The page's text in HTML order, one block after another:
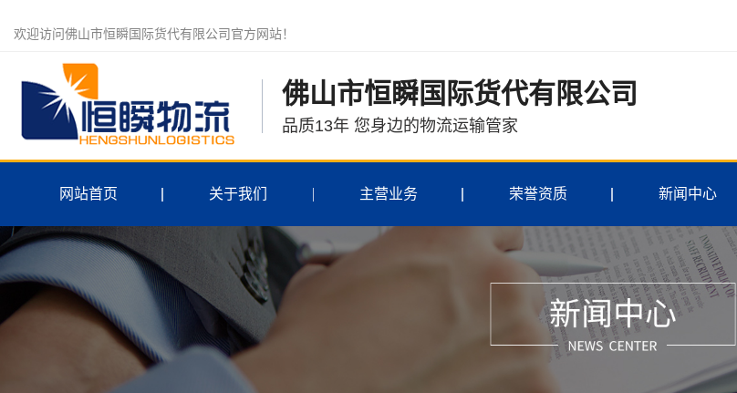
欢迎访问佛山市恒瞬国际货代有限公司官方网站！
佛山市恒瞬国际货代有限公司
品质13年 您身边的物流运输管家
网站首页 关于我们 主营业务 荣誉资质 新闻中心